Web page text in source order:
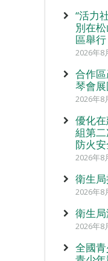
“活力
別在
區舉
2026年8
合作
琴會
2026年8
優化
組第
防火
2026年8
衛生
2026年8
衛生
2026年8
全國